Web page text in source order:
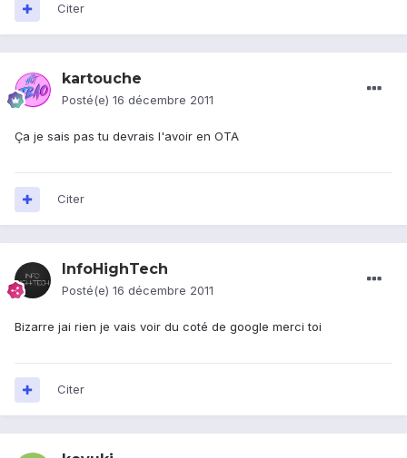
Citer
kartouche
Posté(e) 16 décembre 2011
Ça je sais pas tu devrais l'avoir en OTA
Citer
InfoHighTech
Posté(e) 16 décembre 2011
Bizarre jai rien je vais voir du coté de google merci toi
Citer